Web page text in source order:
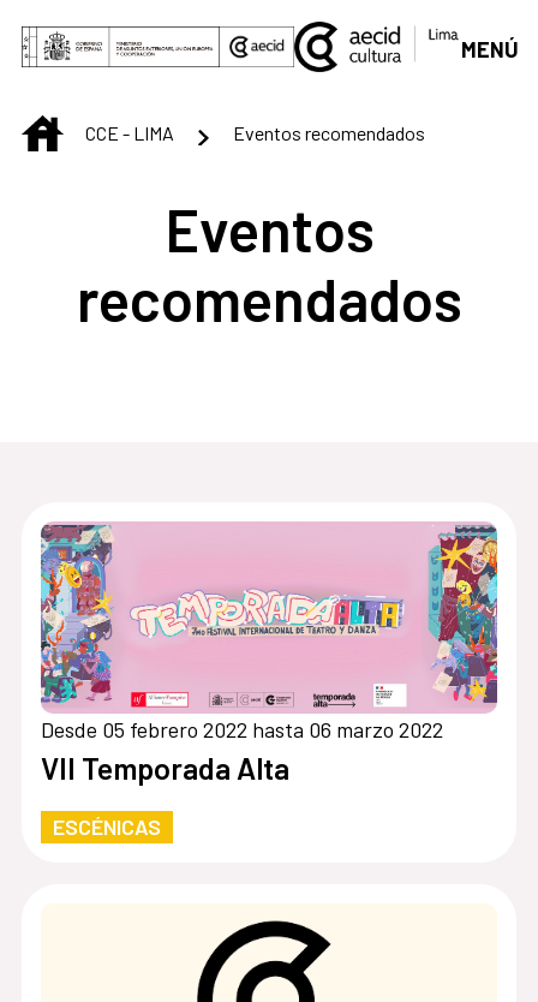
Saltar al contenido principal
MENÚ
INICIOCCE - LIMA Eventos recomendados
Eventos
recomendados
Desde 05 febrero 2022 hasta 06 marzo 2022
VII Temporada Alta
ESCÉNICAS